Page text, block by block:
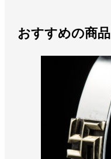
おすすめの商品